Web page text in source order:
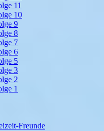
11
10
9
8
7
6
5
3
2
1
Freunde